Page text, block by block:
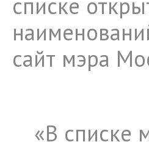
списке
сайт мэра
«В списке